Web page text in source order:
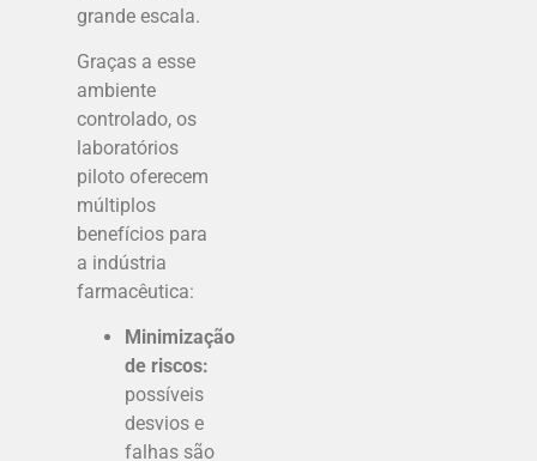
grande escala.
Graças a esse
ambiente
controlado, os
laboratórios
piloto oferecem
múltiplos
benefícios para
a indústria
farmacêutica:
Minimização
de riscos:
possíveis
desvios e
falhas são